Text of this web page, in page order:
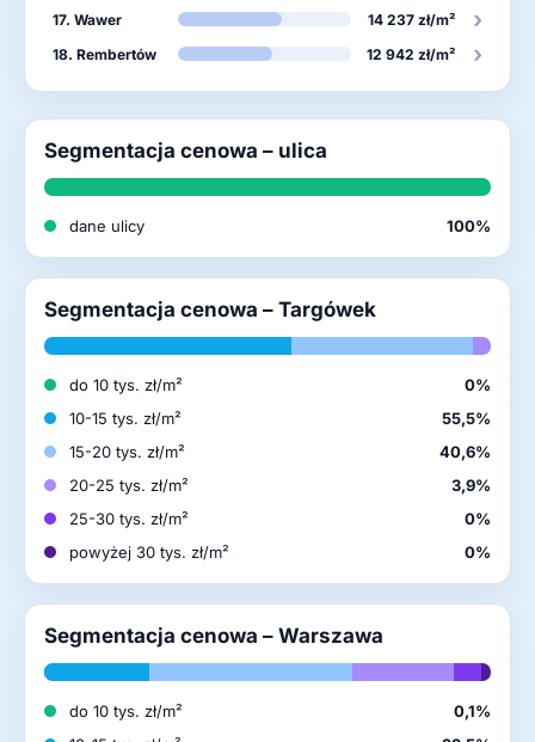
17. Wawer 14 237 zł/m² ›
18. Rembertów 12 942 zł/m² ›
Segmentacja cenowa – ulica
dane ulicy 100%
Segmentacja cenowa – Targówek
do 10 tys. zł/m²
0%
10-15 tys. zł/m²
55,5%
15-20 tys. zł/m²
40,6%
20-25 tys. zł/m²
3,9%
25-30 tys. zł/m²
0%
powyżej 30 tys. zł/m²
0%
Segmentacja cenowa – Warszawa
do 10 tys. zł/m²
0,1%